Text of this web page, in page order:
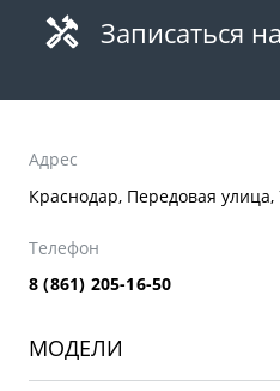
Записаться
Адрес
Краснодар, Передовая улица,
Телефон
8 (861) 205-16-50
МОДЕЛИ